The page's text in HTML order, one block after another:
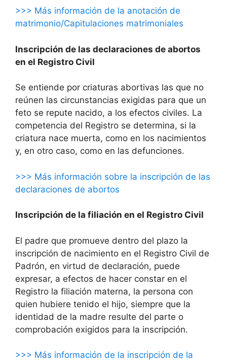
>>> Más información de la anotación de
matrimonio/Capitulaciones matrimoniales
Inscripción de las declaraciones de abortos
en el Registro Civil
Se entiende por criaturas abortivas las que no
reúnen las circunstancias exigidas para que un
feto se repute nacido, a los efectos civiles. La
competencia del Registro se determina, si la
criatura nace muerta, como en los nacimientos
y, en otro caso, como en las defunciones.
>>> Más información sobre la inscripción de las
declaraciones de abortos
Inscripción de la filiación en el Registro Civil
El padre que promueve dentro del plazo la
inscripción de nacimiento en el Registro Civil de
Padrón, en virtud de declaración, puede
expresar, a efectos de hacer constar en el
Registro la filiación materna, la persona con
quien hubiere tenido el hijo, siempre que la
identidad de la madre resulte del parte o
comprobación exigidos para la inscripción.
>>> Más información de la inscripción de la